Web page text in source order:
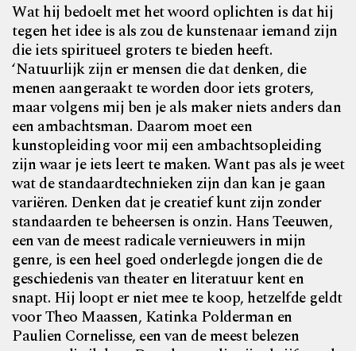
Wat hij bedoelt met het woord oplichten is dat hij
tegen het idee is als zou de kunstenaar iemand zijn
die iets spiritueel groters te bieden heeft.
‘Natuurlijk zijn er mensen die dat denken, die
menen aangeraakt te worden door iets groters,
maar volgens mij ben je als maker niets anders dan
een ambachtsman. Daarom moet een
kunstopleiding voor mij een ambachtsopleiding
zijn waar je iets leert te maken. Want pas als je weet
wat de standaardtechnieken zijn dan kan je gaan
variëren. Denken dat je creatief kunt zijn zonder
standaarden te beheersen is onzin. Hans Teeuwen,
een van de meest radicale vernieuwers in mijn
genre, is een heel goed onderlegde jongen die de
geschiedenis van theater en literatuur kent en
snapt. Hij loopt er niet mee te koop, hetzelfde geldt
voor Theo Maassen, Katinka Polderman en
Paulien Cornelisse, een van de meest belezen